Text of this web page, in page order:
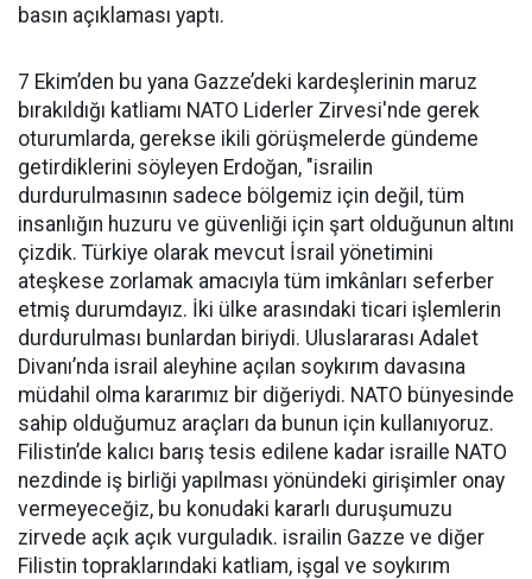
basın açıklaması yaptı.
7 Ekim’den bu yana Gazze’deki kardeşlerinin maruz
bırakıldığı katliamı NATO Liderler Zirvesi'nde gerek
oturumlarda, gerekse ikili görüşmelerde gündeme
getirdiklerini söyleyen Erdoğan, "israilin
durdurulmasının sadece bölgemiz için değil, tüm
insanlığın huzuru ve güvenliği için şart olduğunun altını
çizdik. Türkiye olarak mevcut İsrail yönetimini
ateşkese zorlamak amacıyla tüm imkânları seferber
etmiş durumdayız. İki ülke arasındaki ticari işlemlerin
durdurulması bunlardan biriydi. Uluslararası Adalet
Divanı’nda israil aleyhine açılan soykırım davasına
müdahil olma kararımız bir diğeriydi. NATO bünyesinde
sahip olduğumuz araçları da bunun için kullanıyoruz.
Filistin’de kalıcı barış tesis edilene kadar israille NATO
nezdinde iş birliği yapılması yönündeki girişimler onay
vermeyeceğiz, bu konudaki kararlı duruşumuzu
zirvede açık açık vurguladık. israilin Gazze ve diğer
Filistin topraklarındaki katliam, işgal ve soykırım